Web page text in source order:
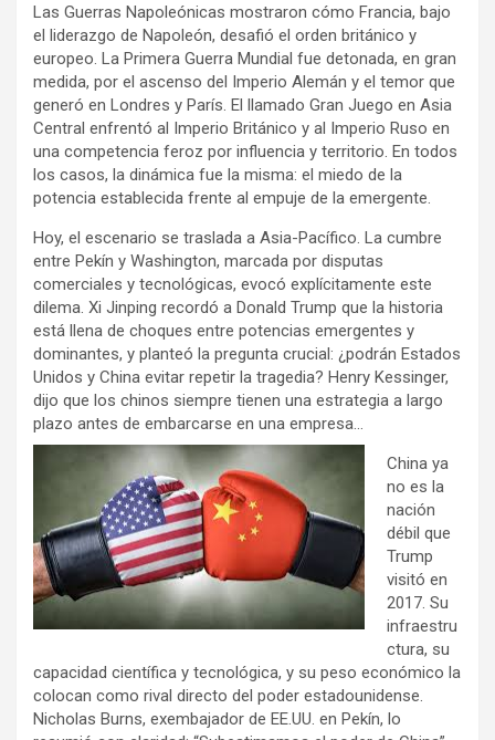
Las Guerras Napoleónicas mostraron cómo Francia, bajo
el liderazgo de Napoleón, desafió el orden británico y
europeo. La Primera Guerra Mundial fue detonada, en gran
medida, por el ascenso del Imperio Alemán y el temor que
generó en Londres y París. El llamado Gran Juego en Asia
Central enfrentó al Imperio Británico y al Imperio Ruso en
una competencia feroz por influencia y territorio. En todos
los casos, la dinámica fue la misma: el miedo de la
potencia establecida frente al empuje de la emergente.
Hoy, el escenario se traslada a Asia-Pacífico. La cumbre
entre Pekín y Washington, marcada por disputas
comerciales y tecnológicas, evocó explícitamente este
dilema. Xi Jinping recordó a Donald Trump que la historia
está llena de choques entre potencias emergentes y
dominantes, y planteó la pregunta crucial: ¿podrán Estados
Unidos y China evitar repetir la tragedia? Henry Kessinger,
dijo que los chinos siempre tienen una estrategia a largo
plazo antes de embarcarse en una empresa…
China ya
no es la
nación
débil que
Trump
visitó en
2017. Su
infraestru
ctura, su
capacidad científica y tecnológica, y su peso económico la
colocan como rival directo del poder estadounidense.
Nicholas Burns, exembajador de EE.UU. en Pekín, lo